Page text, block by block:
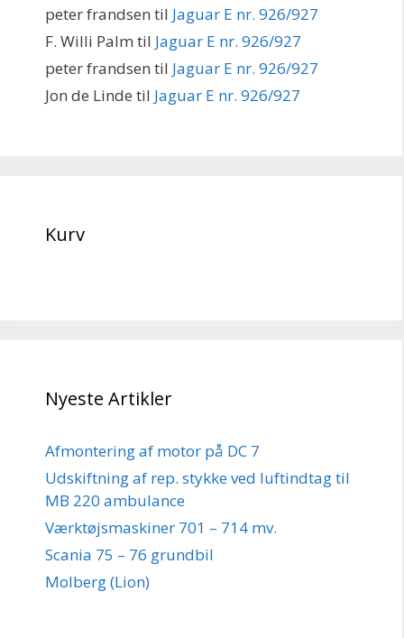
peter frandsen til Jaguar E nr. 926/927
F. Willi Palm til Jaguar E nr. 926/927
peter frandsen til Jaguar E nr. 926/927
Jon de Linde til Jaguar E nr. 926/927
Kurv
Nyeste Artikler
Afmontering af motor på DC 7
Udskiftning af rep. stykke ved luftindtag til
MB 220 ambulance
Værktøjsmaskiner 701 – 714 mv.
Scania 75 – 76 grundbil
Molberg (Lion)